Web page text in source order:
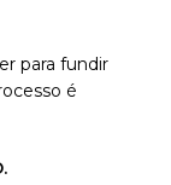
para fundir
é